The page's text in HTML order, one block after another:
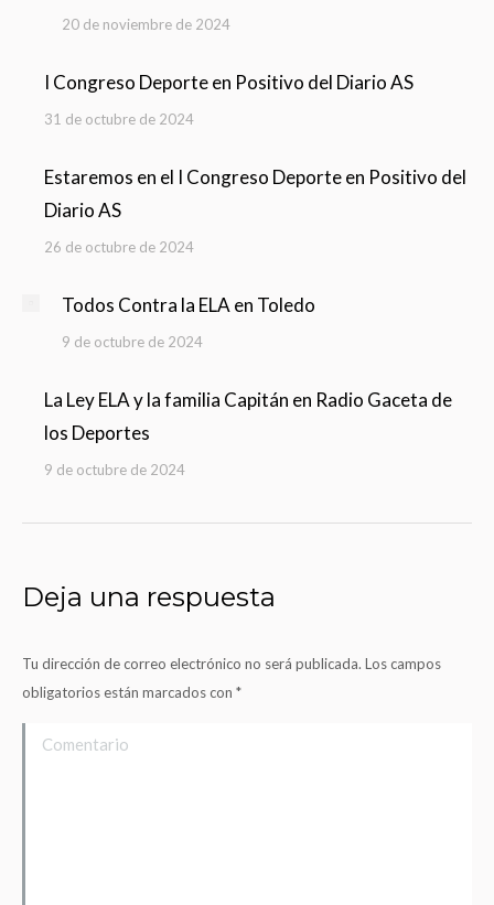
20 de noviembre de 2024
I Congreso Deporte en Positivo del Diario AS
31 de octubre de 2024
Estaremos en el I Congreso Deporte en Positivo del
Diario AS
26 de octubre de 2024
Todos Contra la ELA en Toledo
9 de octubre de 2024
La Ley ELA y la familia Capitán en Radio Gaceta de
los Deportes
9 de octubre de 2024
Deja una respuesta
Tu dirección de correo electrónico no será publicada. Los campos
obligatorios están marcados con *
Comentario